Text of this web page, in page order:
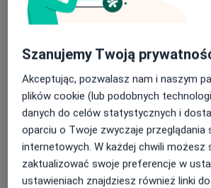
więcejO mnie
Podejście terapeutyczne
Psychoterapia
Psychoterapia traumy
Zakres porad
Psychoterapia psychodynamiczna
Szanujemy Twoją
Akceptując, pozwalasz nam i naszym
plików cookie (lub podobnych
danych do celów statystycznych i
oparciu o Twoje zwyczaje przeglądania
internetowych. W każdej chwili możesz
zaktualizować swoje preferencje w
ustawieniach znajdziesz również linki